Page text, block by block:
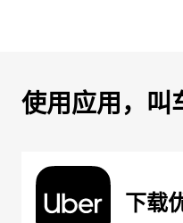
使用应用，叫
下载